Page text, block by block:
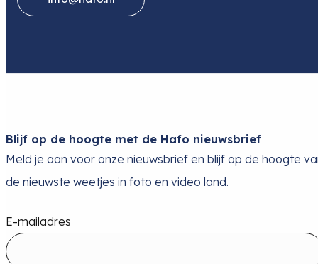
Blijf op de hoogte met de Hafo nieuwsbrief
Meld je aan voor onze nieuwsbrief en blijf op de hoogte
de nieuwste weetjes in foto en video land.
E-mailadres